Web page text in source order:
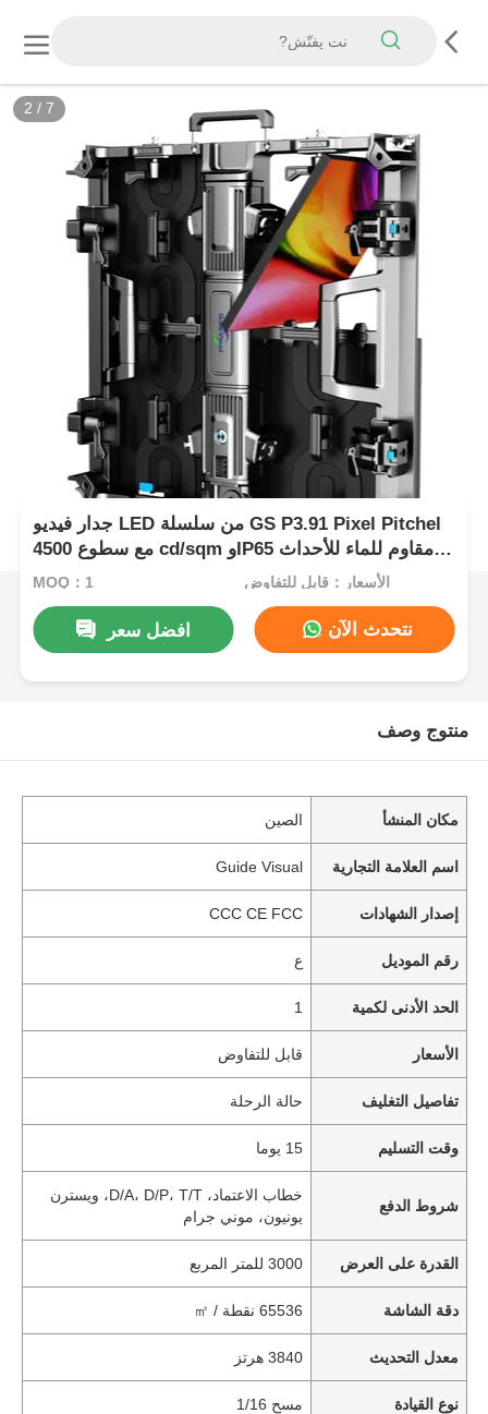
2 / 7
جدار فيديو LED من سلسلة GS P3.91 Pixel Pitchel
مع سطوع 4500 cd/sqm وIP65 مقاوم للماء للأحداث
الخارجية
MOQ：1 الأسعار：قابل للتفاوض
افضل سعر نتحدث الآن
منتوج وصف
مكان المنشأ الصين
اسم العلامة التجارية Guide Visual
إصدار الشهادات CCC CE FCC
رقم الموديل ع
الحد الأدنى لكمية 1
الأسعار قابل للتفاوض
تفاصيل التغليف حالة الرحلة
وقت التسليم 15 يوما
شروط الدفع
خطاب الاعتماد، D/A، D/P، T/T، ويسترن
يونيون، موني جرام
القدرة على العرض 3000 للمتر المربع
دقة الشاشة 65536 نقطة / ㎡
معدل التحديث 3840 هرتز
نوع القيادة مسح 1/16